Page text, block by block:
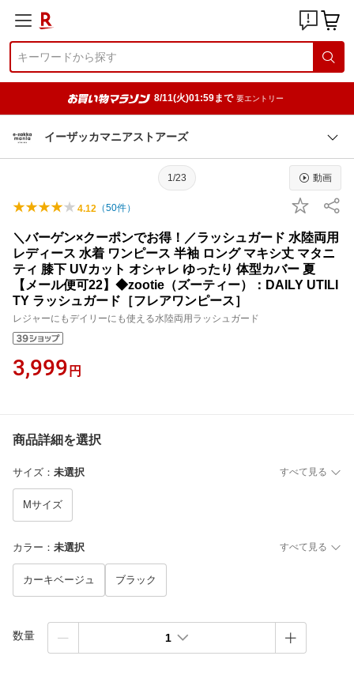
8/11(火)01:59まで 要エントリー
イーザッカマニアストアーズ
1/23 動画
4.12 （50件）
＼バーゲン×クーポンでお得！／ラッシュガード 水陸両用
レディース 水着 ワンピース 半袖 ロング マキシ丈 マタニ
ティ 膝下 UVカット オシャレ ゆったり 体型カバー 夏
【メール便可22】◆zootie（ズーティー）：DAILY UTILI
TY ラッシュガード［フレアワンピース］
レジャーにもデイリーにも使える水陸両用ラッシュガード
3,999 円
商品詳細を選択
サイズ ： 未選択 すべて見る
Mサイズ
カラー ： 未選択 すべて見る
カーキベージュ ブラック
数量 1